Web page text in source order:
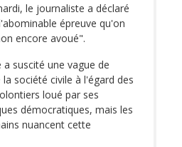
le journaliste a déclaré
épreuve qu'on
encore avoué".
suscité une vague de
société civile à l'égard des
loué par ses
démocratiques, mais les
nuancent cette